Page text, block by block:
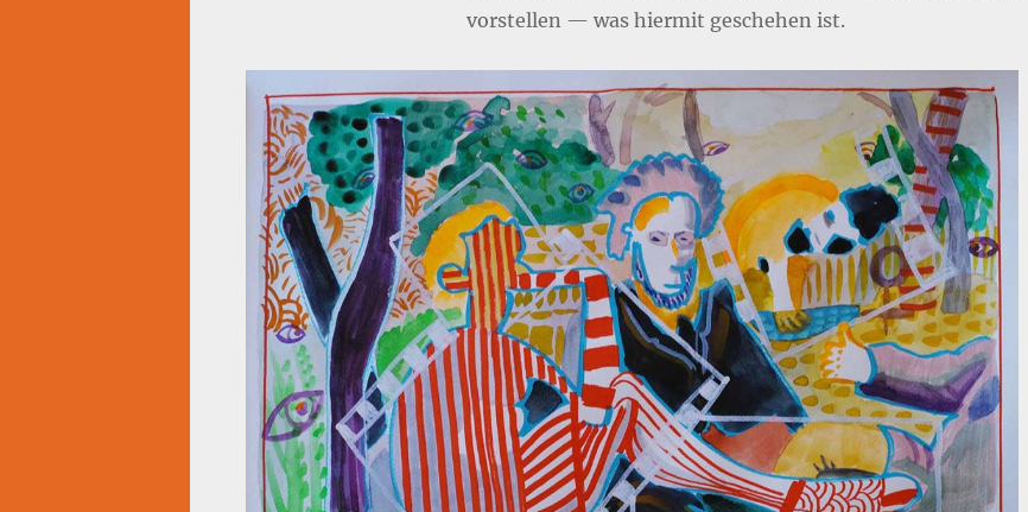
vorstellen — was hiermit geschehen ist.